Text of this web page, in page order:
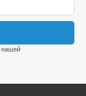
нашей